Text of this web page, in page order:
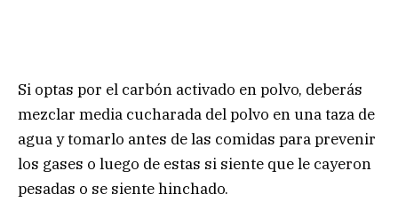
Si optas por el carbón activado en polvo, deberás
mezclar media cucharada del polvo en una taza de
agua y tomarlo antes de las comidas para prevenir
los gases o luego de estas si siente que le cayeron
pesadas o se siente hinchado.